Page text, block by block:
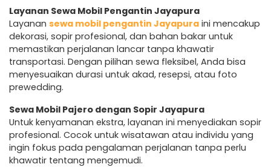
Layanan Sewa Mobil Pengantin Jayapura
Layanan sewa mobil pengantin Jayapura ini mencakup
dekorasi, sopir profesional, dan bahan bakar untuk
memastikan perjalanan lancar tanpa khawatir
transportasi. Dengan pilihan sewa fleksibel, Anda bisa
menyesuaikan durasi untuk akad, resepsi, atau foto
prewedding.
Sewa Mobil Pajero dengan Sopir Jayapura
Untuk kenyamanan ekstra, layanan ini menyediakan sopir
profesional. Cocok untuk wisatawan atau individu yang
ingin fokus pada pengalaman perjalanan tanpa perlu
khawatir tentang mengemudi.